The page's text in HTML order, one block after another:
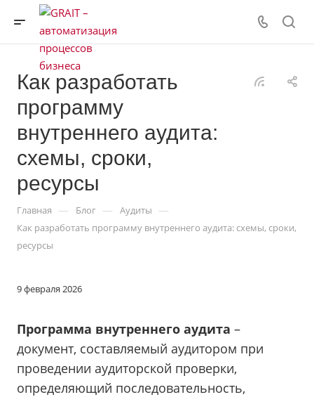
Как разработать
программу
внутреннего аудита:
схемы, сроки,
ресурсы
Главная — Блог — Аудиты —
Как разработать программу внутреннего аудита: схемы, сроки,
ресурсы
9 февраля 2026
Программа внутреннего аудита –
документ, составляемый аудитором при
проведении аудиторской проверки,
определяющий последовательность,